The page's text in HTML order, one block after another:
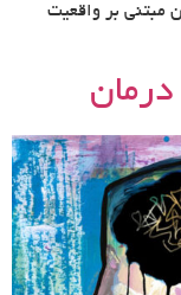
مبتنی بر واقعیت
درمان